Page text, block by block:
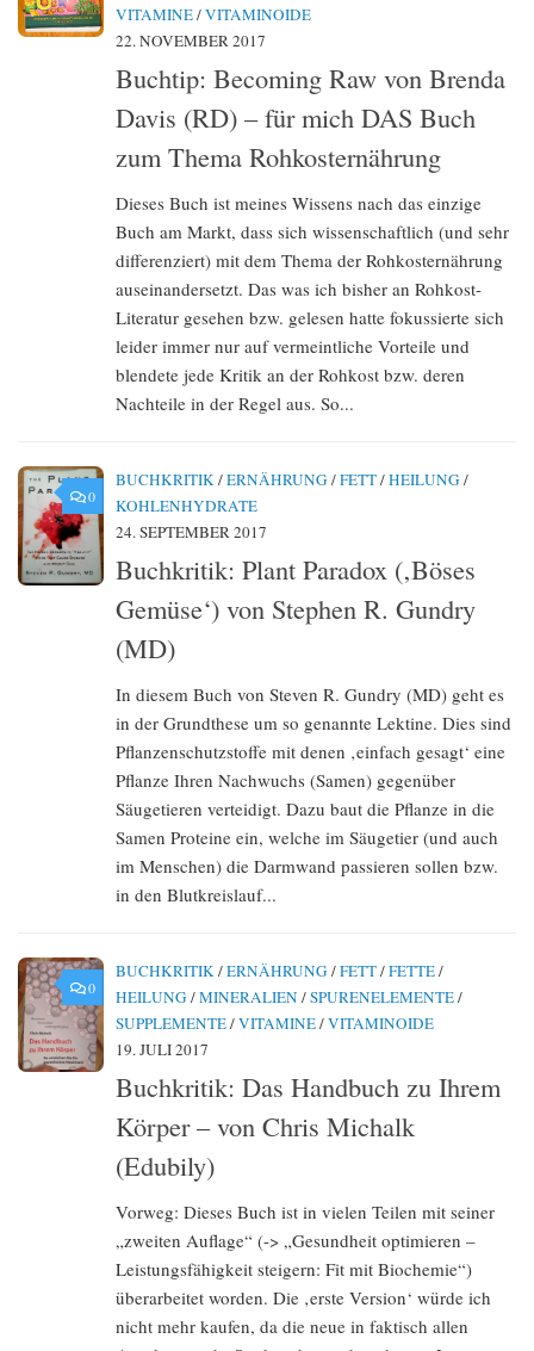
VITAMINE/VITAMINOIDE
22. NOVEMBER 2017
Buchtip: Becoming Raw von Brenda
Davis (RD) – für mich DAS Buch
zum Thema Rohkosternährung
Dieses Buch ist meines Wissens nach das einzige
Buch am Markt, dass sich wissenschaftlich (und sehr
differenziert) mit dem Thema der Rohkosternährung
auseinandersetzt. Das was ich bisher an Rohkost-
Literatur gesehen bzw. gelesen hatte fokussierte sich
leider immer nur auf vermeintliche Vorteile und
blendete jede Kritik an der Rohkost bzw. deren
Nachteile in der Regel aus. So...
0
BUCHKRITIK/ERNÄHRUNG /FETT/HEILUNG /
KOHLENHYDRATE
24. SEPTEMBER 2017
Buchkritik: Plant Paradox (‚Böses
Gemüse‘) von Stephen R. Gundry
(MD)
In diesem Buch von Steven R. Gundry (MD) geht es
in der Grundthese um so genannte Lektine. Dies sind
Pflanzenschutzstoffe mit denen ‚einfach gesagt‘ eine
Pflanze Ihren Nachwuchs (Samen) gegenüber
Säugetieren verteidigt. Dazu baut die Pflanze in die
Samen Proteine ein, welche im Säugetier (und auch
im Menschen) die Darmwand passieren sollen bzw.
in den Blutkreislauf...
0
BUCHKRITIK/ERNÄHRUNG /FETT/FETTE/
HEILUNG /MINERALIEN /SPURENELEMENTE/
SUPPLEMENTE/VITAMINE/VITAMINOIDE
19. JULI 2017
Buchkritik: Das Handbuch zu Ihrem
Körper – von Chris Michalk
(Edubily)
Vorweg: Dieses Buch ist in vielen Teilen mit seiner
„zweiten Auflage“ (-> „Gesundheit optimieren –
Leistungsfähigkeit steigern: Fit mit Biochemie“)
überarbeitet worden. Die ‚erste Version‘ würde ich
nicht mehr kaufen, da die neue in faktisch allen